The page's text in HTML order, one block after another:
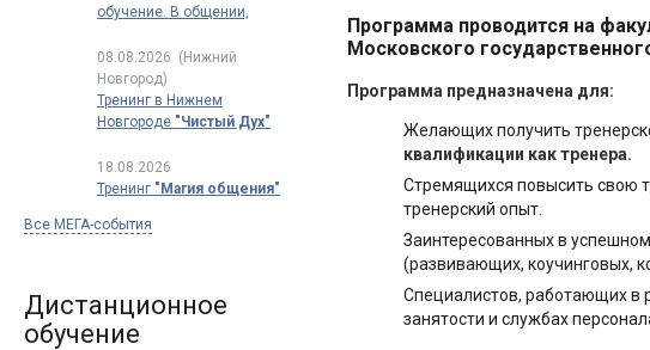
Программа проводится на
Московского
Программа предназначена для:
Желающих получить
квалификации как тренера.
Стремящихся повысить свою
тренерский опыт.
Заинтересованных в
(развивающих, коучинговых,
Специалистов, работающих в
занятости и службах
обучение. В общении,
08.08.2026 (Нижний
Новгород)
Тренинг в Нижнем
Новгороде "Чистый Дух"
18.08.2026
Тренинг "Магия общения"
Все МЕГА-события
Дистанционное
обучение